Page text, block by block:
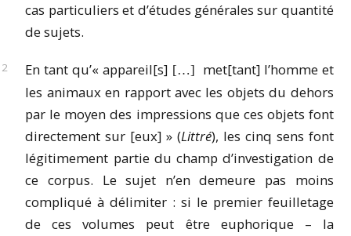
cas particuliers et d’études générales sur quantité
de sujets.
En tant qu’« appareil[s] […]
met[tant] l’homme et
les animaux en rapport avec les objets du dehors
par le moyen des impressions que ces objets font
directement sur [eux] » (Littré), les cinq sens font
légitimement partie du champ d’investigation de
ce corpus. Le sujet n’en demeure pas moins
compliqué à délimiter : si le premier feuilletage
de ces volumes peut être euphorique – la